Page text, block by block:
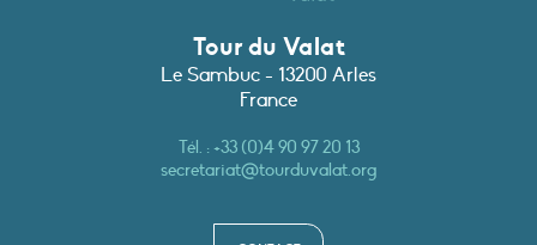
Tour du Valat
Le Sambuc - 13200 Arles
France
Tél. :+33 (0)4 90 97 20 13
secretariat@tourduvalat.org